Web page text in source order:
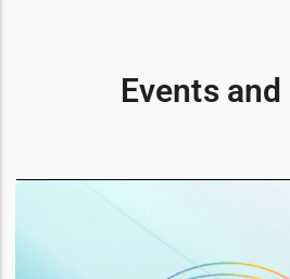
Events